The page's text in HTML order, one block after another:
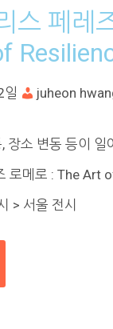
스 페레
일 juheon
장소 변동 등이 일
로메로 : The Art
> 서울 전시